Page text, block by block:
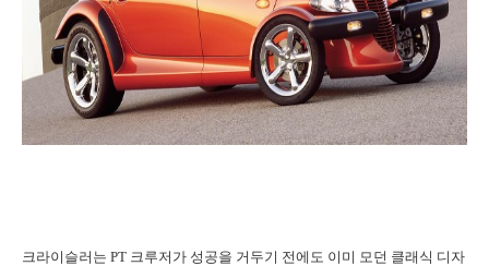
크라이슬러는 PT 크루저가 성공을 거두기 전에도 이미 모던 클래식 디자